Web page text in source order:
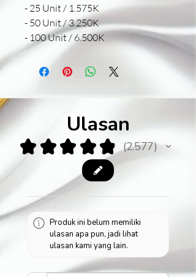
- 25 Unit / 1.575K
- 50 Unit / 3.250K
- 100 Unit / 6.500K
Ulasan
★ ★ ★ ★ ★ 2.577
2577
Produk ini belum memiliki
ulasan apa pun, jadi lihat
ulasan kami yang lain.